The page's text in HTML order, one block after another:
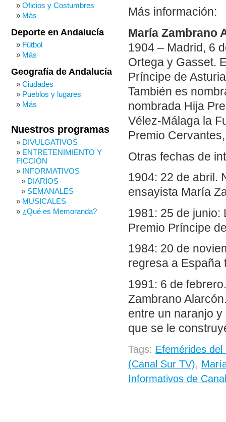
Más información:
María Zambrano
1904 – Madrid, 6
Ortega y Gasset.
Príncipe de
También es
nombrada Hija
Vélez-Málaga la
Premio
Otras fechas de
1904: 22 de abril.
ensayista María
1981: 25 de junio:
Premio Príncipe
1984: 20 de
regresa a España
1991: 6 de
Zambrano
entre un naranjo
que se le
Tags: Efemérides del
(Canal Sur TV),
Informativos de
Oficios y Costumbres
Más
Deporte en Andalucía
Fútbol
Más
Geografía de Andalucía
Ciudades
Pueblos y lugares
Más
Nuestros programas
DIVULGATIVOS
ENTRETENIMIENTO Y
FICCIÓN
INFORMATIVOS
DIARIOS
SEMANALES
MUSICALES
¿Qué es Memoranda?